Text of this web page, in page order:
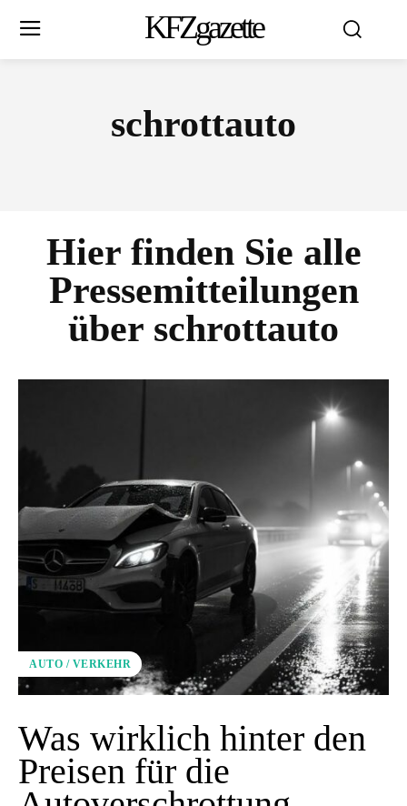
KFZgazette
schrottauto
Hier finden Sie alle
Pressemitteilungen
über schrottauto
AUTO / VERKEHR
Was wirklich hinter den
Preisen für die